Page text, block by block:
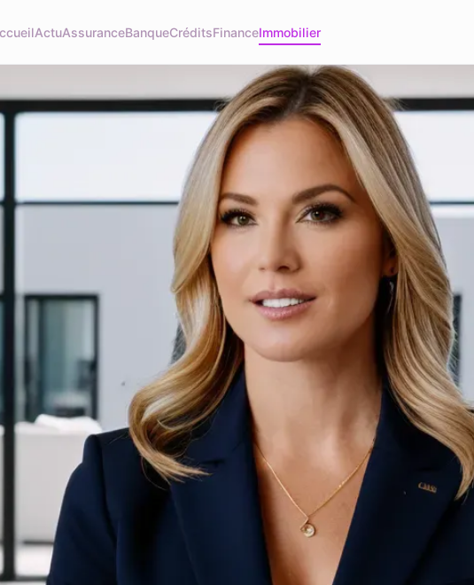
ActuAssuranceBanqueCréditsFinanceImmobilier